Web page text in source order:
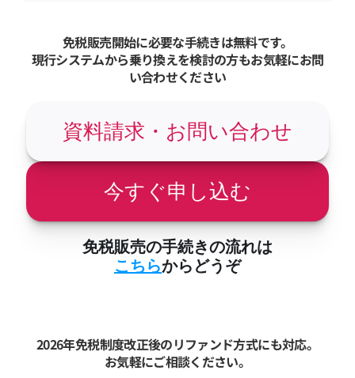
免税販売開始に必要な手続きは無料です。
現行システムから乗り換えを検討の方もお気軽にお問
い合わせください
免税販売の手続きの流れは
こちらからどうぞ
今すぐ申し込む
資料請求・お問い合わせ
2026年免税制度改正後のリファンド方式にも対応。
お気軽にご相談ください。